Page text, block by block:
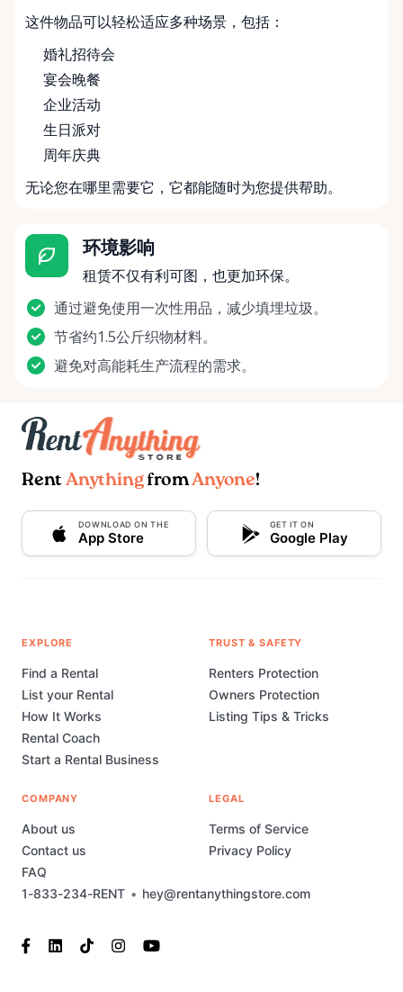
这件物品可以轻松适应多种场景，包括：
婚礼招待会
宴会晚餐
企业活动
生日派对
周年庆典
无论您在哪里需要它，它都能随时为您提供帮助。
环境影响
租赁不仅有利可图，也更加环保。
通过避免使用一次性用品，减少填埋垃圾。
节省约1.5公斤织物材料。
避免对高能耗生产流程的需求。
Rent AnythingfromAnyone!
DOWNLOAD ON THE
App Store
GET IT ON
Google Play
1-833-234-RENT • hey@rentanythingstore.com
EXPLORE
Find a Rental
List your Rental
How It Works
Rental Coach
Start a Rental Business
TRUST & SAFETY
Renters Protection
Owners Protection
Listing Tips & Tricks
COMPANY
About us
Contact us
FAQ
LEGAL
Terms of Service
Privacy Policy